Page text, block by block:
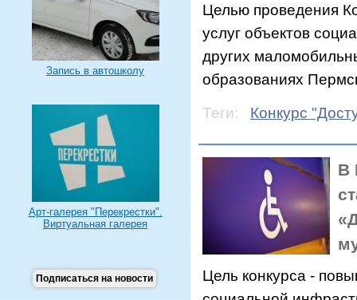
Запись в автошколу
Арт-галерея "Перекрестки".
Виртуальная галерея
Подписаться на новости
Целью проведения
услуг объектов
других
образованиях
Теги:
Конкурс
В
Цель конкурса -